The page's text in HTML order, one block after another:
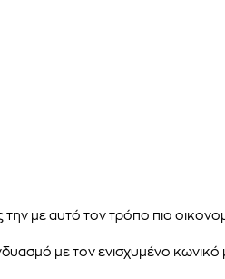
με αυτό τον τρόπο πιο
με τον ενισχυμένο